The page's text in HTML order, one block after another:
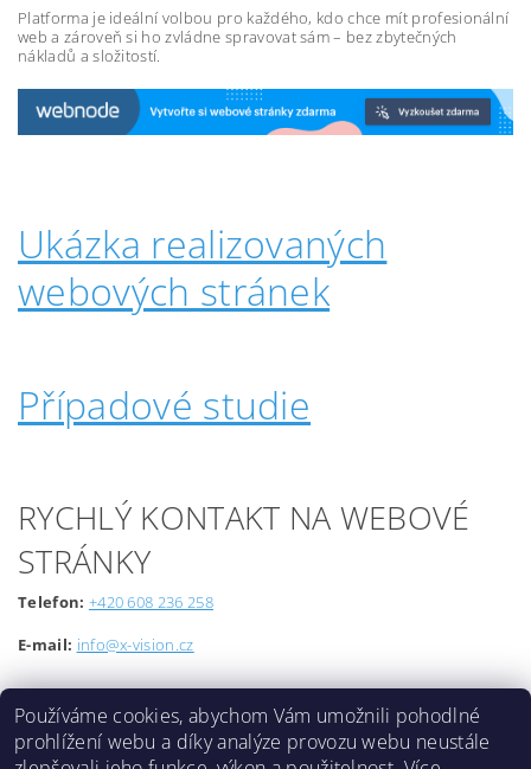
Platforma je ideální volbou pro každého, kdo chce mít profesionální
web a zároveň si ho zvládne spravovat sám – bez zbytečných
nákladů a složitostí.
Ukázka realizovaných
webových stránek
Případové studie
RYCHLÝ KONTAKT NA WEBOVÉ
STRÁNKY
Telefon: +420 608 236 258
E-mail: info@x-vision.cz
Používáme cookies, abychom Vám umožnili pohodlné
prohlížení webu a díky analýze provozu webu neustále